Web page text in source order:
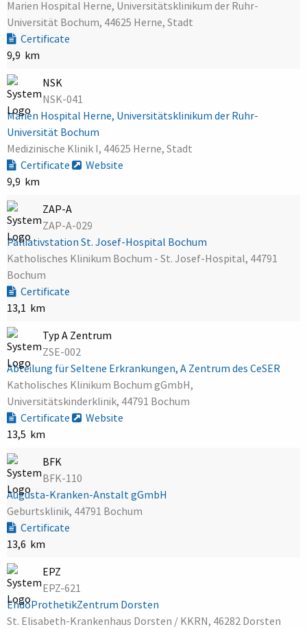
Marien Hospital Herne, Universitätsklinikum der Ruhr-
Universität Bochum, 44625 Herne, Stadt
Certificate
9,9 km
NSK
NSK-041
Marien Hospital Herne, Universitätsklinikum der Ruhr-
Universität Bochum
Medizinische Klinik I, 44625 Herne, Stadt
Certificate
Website
9,9 km
ZAP-A
ZAP-A-029
Palliativstation St. Josef-Hospital Bochum
Katholisches Klinikum Bochum - St. Josef-Hospital, 44791
Bochum
Certificate
13,1 km
Typ A Zentrum
ZSE-002
Abteilung für Seltene Erkrankungen, A Zentrum des CeSER
Katholisches Klinikum Bochum gGmbH,
Universitätskinderklinik, 44791 Bochum
Certificate
Website
13,5 km
BFK
BFK-110
Augusta-Kranken-Anstalt gGmbH
Geburtsklinik, 44791 Bochum
Certificate
13,6 km
EPZ
EPZ-621
EndoProthetikZentrum Dorsten
St. Elisabeth-Krankenhaus Dorsten / KKRN, 46282 Dorsten